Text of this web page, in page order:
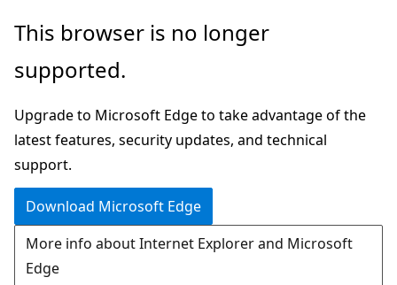
Skip
main
Skip
Ask
chat
experience
This browser is no longer
supported.
Upgrade to Microsoft Edge to take advantage of the
latest features, security updates, and technical
support.
Download Microsoft Edge
More info about Internet Explorer and Microsoft
Edge